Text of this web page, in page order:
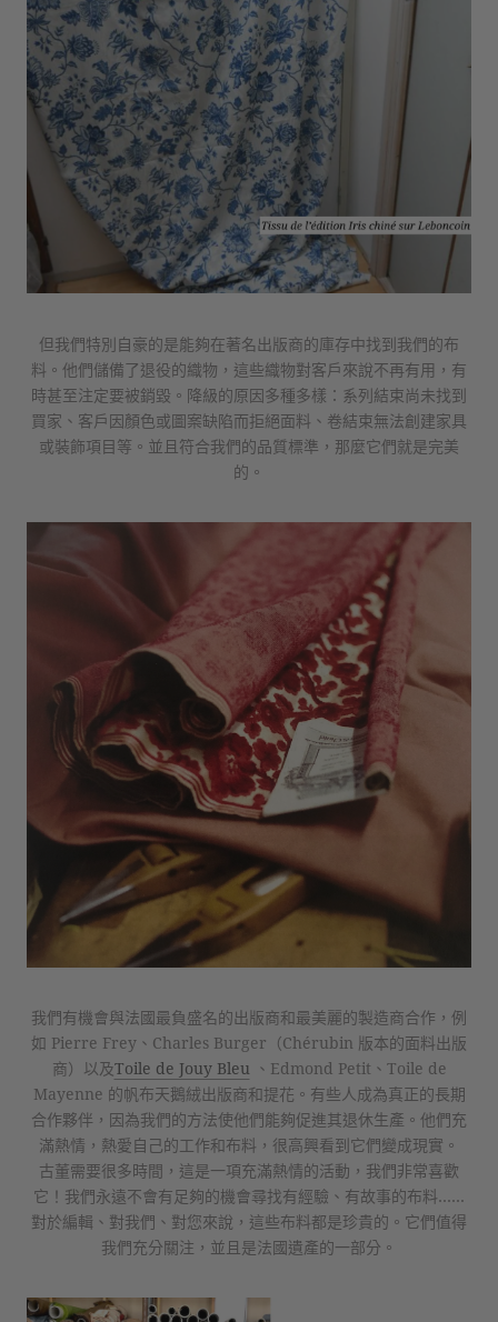
但我們特別自豪的是能夠在著名出版商的庫存中找到我們的布
料。他們儲備了退役的織物，這些織物對客戶來說不再有用，有
時甚至注定要被銷毀。降級的原因多種多樣：系列結束尚未找到
買家、客戶因顏色或圖案缺陷而拒絕面料、卷結束無法創建家具
或裝飾項目等。並且符合我們的品質標準，那麼它們就是完美
的。
我們有機會與法國最負盛名的出版商和最美麗的製造商合作，例
如 Pierre Frey、Charles Burger（Chérubin 版本的面料出版
商）以及Toile de Jouy Bleu 、Edmond Petit、Toile de
Mayenne 的帆布天鵝絨出版商和提花。有些人成為真正的長期
合作夥伴，因為我們的方法使他們能夠促進其退休生產。他們充
滿熱情，熱愛自己的工作和布料，很高興看到它們變成現實。
古董需要很多時間，這是一項充滿熱情的活動，我們非常喜歡
它！我們永遠不會有足夠的機會尋找有經驗、有故事的布料……
對於編輯、對我們、對您來說，這些布料都是珍貴的。它們值得
我們充分關注，並且是法國遺產的一部分。